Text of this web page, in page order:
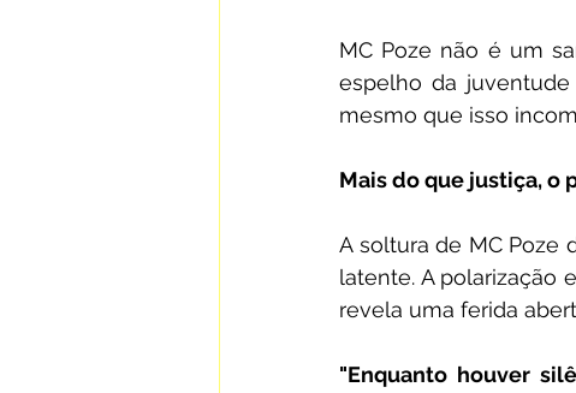
MC Poze não é um
espelho da
mesmo que isso
Mais do que justiça, o
A soltura de MC Poze
latente. A polarização
revela uma ferida
"Enquanto houver